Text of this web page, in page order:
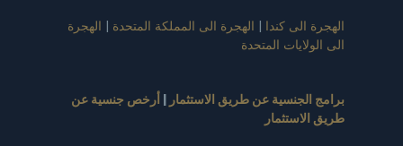
الهجرة الى كندا | الهجرة الى المملكة المتحدة | الهجرة
الى الولايات المتحدة
برامج الجنسية عن طريق الاستثمار | أرخص جنسية عن
طريق الاستثمار